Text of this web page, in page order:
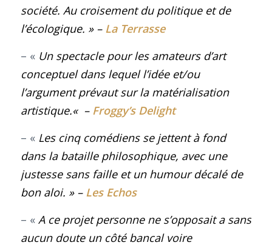
société. Au croisement du politique et de
l’écologique. » – La Terrasse
– « Un spectacle pour les amateurs d’art
conceptuel dans lequel l’idée et/ou
l’argument prévaut sur la matérialisation
artistique.« – Froggy’s Delight
– « Les cinq comédiens se jettent à fond
dans la bataille philosophique, avec une
justesse sans faille et un humour décalé de
bon aloi. » – Les Echos
– « A ce projet personne ne s’opposait a sans
aucun doute un côté bancal voire